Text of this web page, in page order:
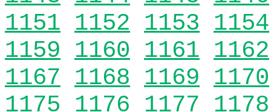
1151 1152 1153 1154
1159 1160 1161 1162
1167 1168 1169 1170
1175 1176 1177 1178